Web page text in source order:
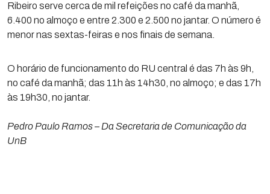
Ribeiro serve cerca de mil refeições no café da manhã,
6.400 no almoço e entre 2.300 e 2.500 no jantar. O número é
menor nas sextas-feiras e nos finais de semana.
O horário de funcionamento do RU central é das 7h às 9h,
no café da manhã; das 11h às 14h30, no almoço; e das 17h
às 19h30, no jantar.
Pedro Paulo Ramos – Da Secretaria de Comunicação da
UnB